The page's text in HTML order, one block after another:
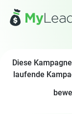
Diese
laufende